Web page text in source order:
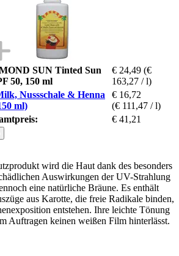
SUN Tinted Sun
50, 150 ml
€ 24,49 (€
163,27 / l)
Nussschale & Henna
ml)
€ 16,72
(€ 111,47 / l)
€ 41,21
wird die Haut dank des besonders
Auswirkungen der UV-Strahlung
eine natürliche Bräune. Es enthält
aus Karotte, die freie Radikale binden,
entstehen. Ihre leichte Tönung
Auftragen keinen weißen Film hinterlässt.